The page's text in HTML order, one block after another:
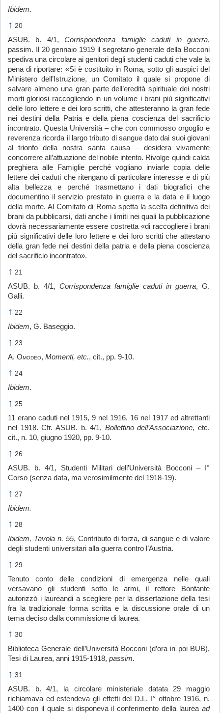
Ibidem.
↑ 20
ASUB. b. 4/1,Corrispondenza famiglie caduti in guerra,
passim. Il 20 gennaio 1919 il segretario generale della Bocconi
spediva una circolare ai genitori degli studenti caduti che vale la
pena di riportare: «Si è costituito in Roma, sotto gli auspici del
Ministero dell’Istruzione, un Comitato il quale si propone di
salvare almeno una gran parte dell’eredità spirituale dei nostri
morti gloriosi raccogliendo in un volume i brani più significativi
delle loro lettere e dei loro scritti, che attesteranno la gran fede
nei destini della Patria e della piena coscienza del sacrificio
incontrato. Questa Università – che con commosso orgoglio e
reverenza ricorda il largo tributo di sangue dato dai suoi giovani
al trionfo della nostra santa causa – desidera vivamente
concorrere all’attuazione del nobile intento. Rivolge quindi calda
preghiera alle Famiglie perché vogliano inviarle copia delle
lettere dei caduti che ritengano di particolare interesse e di più
alta bellezza e perché trasmettano i dati biografici che
documentino il servizio prestato in guerra e la data e il luogo
della morte. Al Comitato di Roma spetta la scelta definitiva dei
brani da pubblicarsi, dati anche i limiti nei quali la pubblicazione
dovrà necessariamente essere costretta «di raccogliere i brani
più significativi delle loro lettere e dei loro scritti che attestano
della gran fede nei destini della patria e della piena coscienza
del sacrificio incontrato».
↑ 21
ASUB. b. 4/1, Corrispondenza famiglie caduti in guerra, G.
Galli.
↑ 22
Ibidem, G. Baseggio.
↑ 23
A. Omodeo, Momenti, etc., cit., pp. 9-10.
↑ 24
Ibidem.
↑ 25
11 erano caduti nel 1915, 9 nel 1916, 16 nel 1917 ed altrettanti
nel 1918. Cfr. ASUB. b. 4/1, Bollettino dell’Associazione, etc.
cit., n. 10, giugno 1920, pp. 9-10.
↑ 26
ASUB. b. 4/1, Studenti Militari dell’Università Bocconi – I°
Corso (senza data, ma verosimilmente del 1918-19).
↑ 27
Ibidem.
↑ 28
Ibidem, Tavola n. 55, Contributo di forza, di sangue e di valore
degli studenti universitari alla guerra contro l’Austria.
↑ 29
Tenuto conto delle condizioni di emergenza nelle quali
versavano gli studenti sotto le armi, il rettore Bonfante
autorizzò i laureandi a scegliere per la dissertazione della tesi
fra la tradizionale forma scritta e la discussione orale di un
tema deciso dalla commissione di laurea.
↑ 30
Biblioteca Generale dell’Università Bocconi (d’ora in poi BUB),
Tesi di Laurea, anni 1915-1918, passim.
↑ 31
ASUB. b. 4/1, la circolare ministeriale datata 29 maggio
richiamava ed estendeva gli effetti del D.L. I° ottobre 1916, n.
1400 con il quale si disponeva il conferimento della laurea ad